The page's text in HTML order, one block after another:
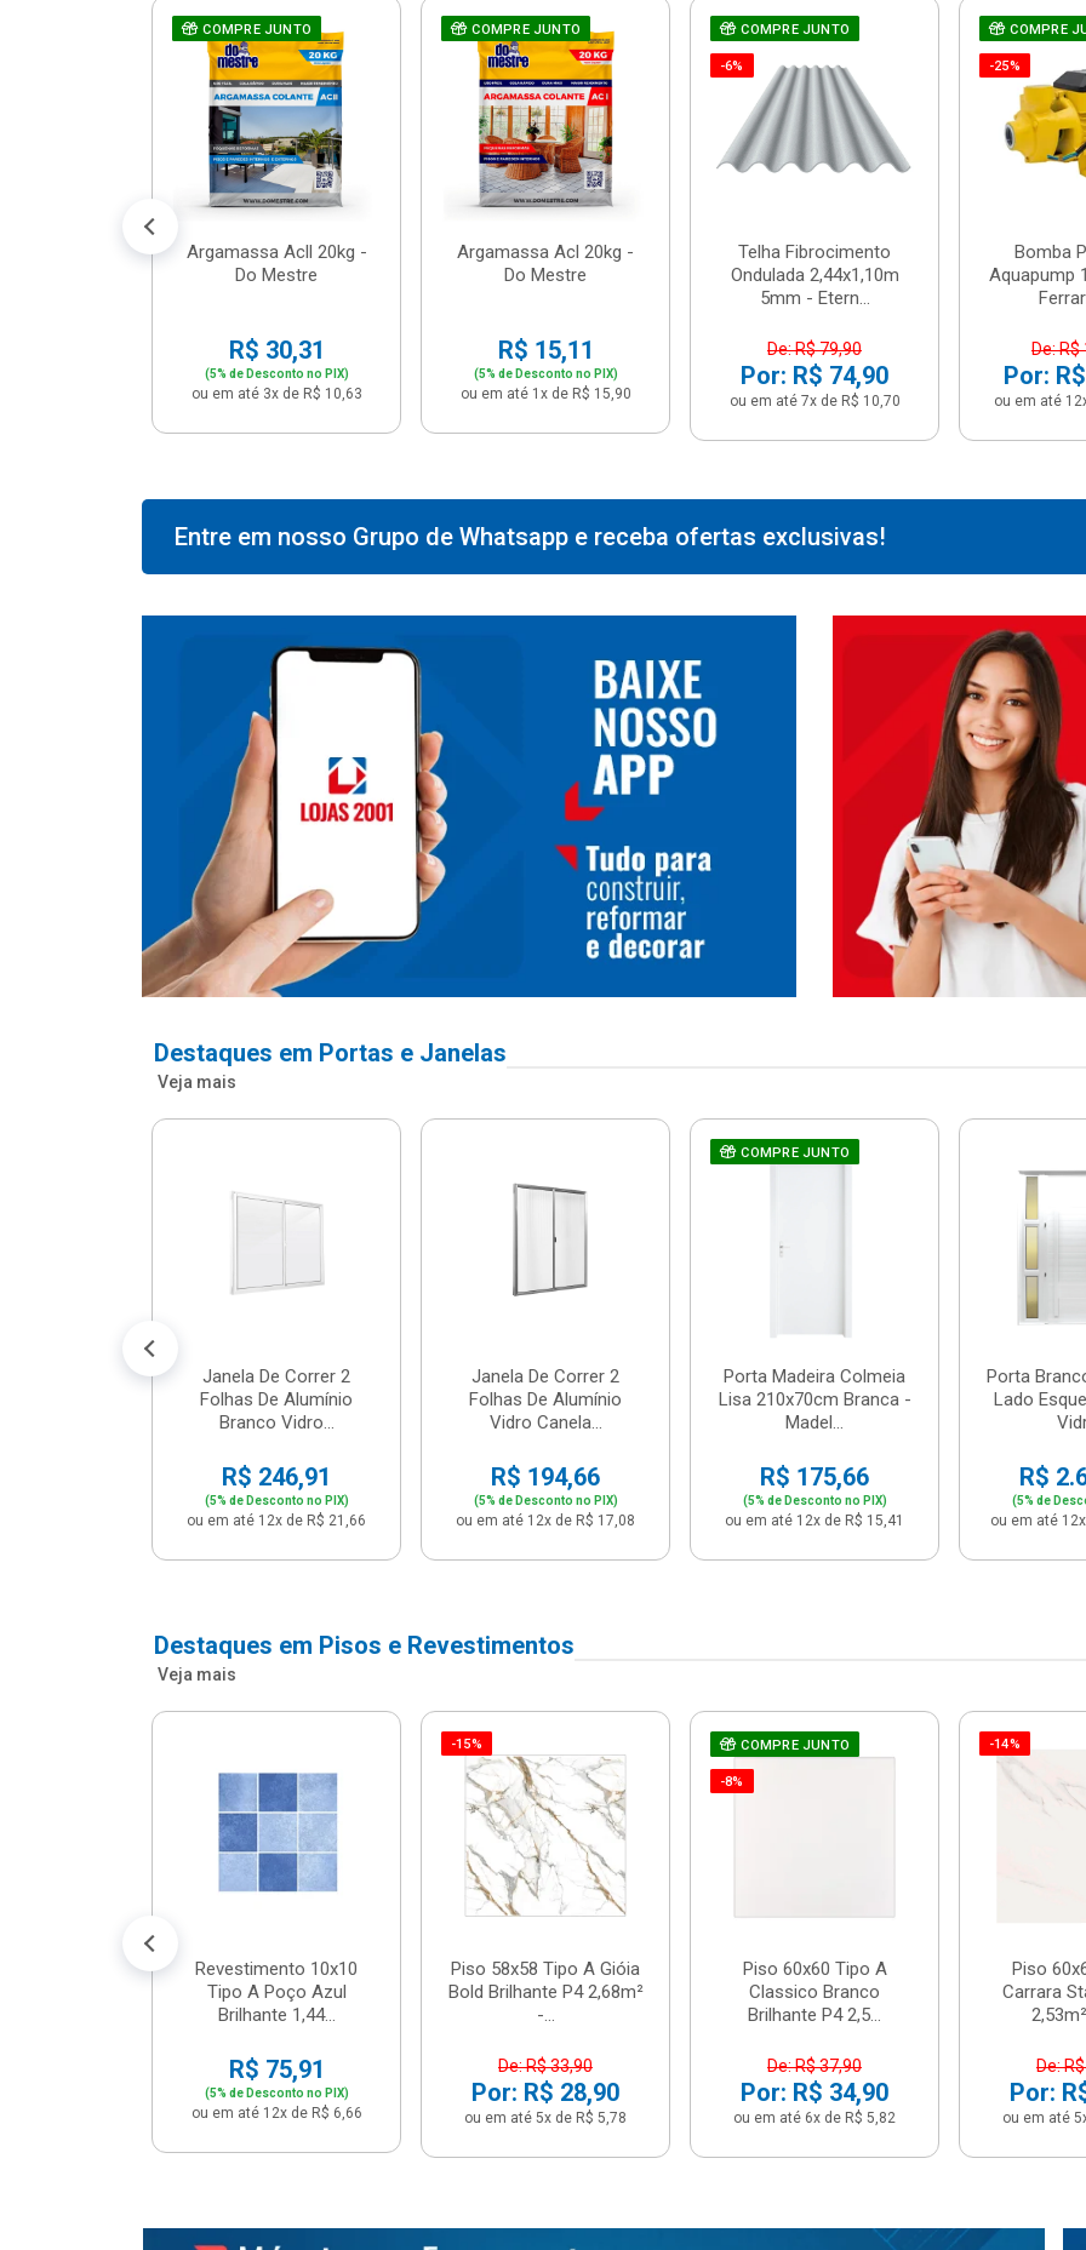
COMPRE JUNTO
Argamassa Acll 20kg -
Do Mestre
R$ 30,31
(5% de Desconto no PIX)
ou em até 3x de R$ 10,63
COMPRE JUNTO
Argamassa Acl 20kg -
Do Mestre
R$ 15,11
(5% de Desconto no PIX)
ou em até 1x de R$ 15,90
COMPRE JUNTO
-6%
Telha Fibrocimento
Ondulada 2,44x1,10m
5mm - Etern...
De: R$ 79,90
Por: R$ 74,90
ou em até 7x de R$ 10,70
COMPRE
-25%
Bomba
Aquapump
De: R$
Por:
ou em até
Entre em nosso Grupo de Whatsapp e receba ofertas exclusivas!
Destaques em Portas e Janelas
Veja mais
Janela De Correr 2
Folhas De Alumínio
Branco Vidro...
R$ 246,91
(5% de Desconto no PIX)
ou em até 12x de R$ 21,66
Janela De Correr 2
Folhas De Alumínio
Vidro Canela...
R$ 194,66
(5% de Desconto no PIX)
ou em até 12x de R$ 17,08
COMPRE JUNTO
Porta Madeira Colmeia
Lisa 210x70cm Branca -
Madel...
R$ 175,66
(5% de Desconto no PIX)
ou em até 12x de R$ 15,41
Porta
Lado
R$
(5% de
ou em até
Destaques em Pisos e Revestimentos
Veja mais
Revestimento 10x10
Tipo A Poço Azul
Brilhante 1,44...
R$ 75,91
(5% de Desconto no PIX)
ou em até 12x de R$ 6,66
-15%
Piso 58x58 Tipo A Gióia
Bold Brilhante P4 2,68m²
-...
De: R$ 33,90
Por: R$ 28,90
ou em até 5x de R$ 5,78
COMPRE JUNTO
-8%
Piso 60x60 Tipo A
Classico Branco
Brilhante P4 2,5...
De: R$ 37,90
Por: R$ 34,90
ou em até 6x de R$ 5,82
-14%
Piso
Carrara
De:
Por:
ou em até